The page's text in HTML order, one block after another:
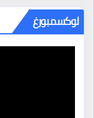
لوكسمبورغ